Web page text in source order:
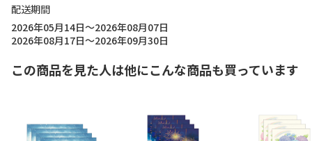
配送期間
2026年05月14日～2026年08月07日
2026年08月17日～2026年09月30日
この商品を見た人は他にこんな商品も買っています